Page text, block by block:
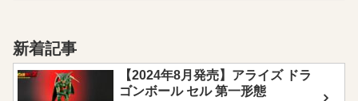
新着記事
【2024年8月発売】アライズ ドラ
ゴンボール セル 第一形態